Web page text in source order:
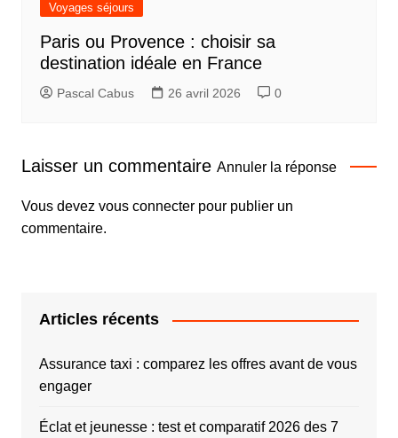
Voyages séjours
Paris ou Provence : choisir sa
destination idéale en France
Pascal Cabus 26 avril 2026 0
Laisser un commentaire Annuler la réponse
Vous devez vous connecterpour publier un
commentaire.
Articles récents
Assurance taxi : comparez les offres avant de vous
engager
Éclat et jeunesse : test et comparatif 2026 des 7